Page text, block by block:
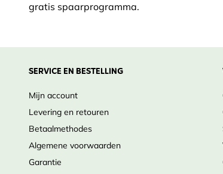
gratis spaarprogramma.
SERVICE EN BESTELLING
Mijn account
Levering en retouren
Betaalmethodes
Algemene voorwaarden
Garantie